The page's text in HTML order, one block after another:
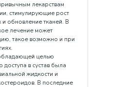
лекарствам
стимулирующие рост
и обновление тканей. В
лечение может
такое возможно и при
целью
доступа в сустав была
жидкости и
В последние